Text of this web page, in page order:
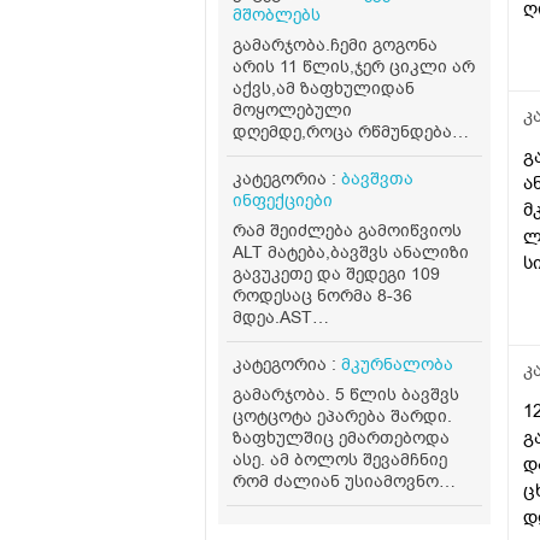
მშობლებს
გამარჯობა.ჩემი გოგონა
არის 11 წლის,ჯერ ციკლი არ
აქვს,ამ ზაფხულიდან
მოყოლებული
დღემდე,როცა რწმუნდება
რომ გვძინავს ყველას
მასტურბირებს ხშირად,ერთ
ოთახში გვძინავს,უბრალოდ
გამოსაალი არაა,ძალიან
ბევრჯერ ველაპარაკე
მშვიდად,უკვე ყელში რომ
ამომივიდა ყვირილზე
გადავედი,არასასიამოვნოა
მისი ეს ქცევა.. მივიღებ
რჩევებს როგორ მოვიქცე
ასეთ შემთხევაში
კატეგორია : ბავშვთა
ინფექციები
რამ შეიძლება გამოიწვიოს
ALT მატება,ბავშვს ანალიზი
გავუკეთე და შედეგი 109
როდესაც ნორმა 8-36
მდეა.AST
ნორმაშია.პროფილაქტიკას
წელიწადში 2
გავუკეთე და ALT შედეგი 22
იყო.ვის
მივმართო,დამაკვალიანეთ
ჰეპატოლოგს,პედიატრს თუ
კარდიოლოგს?
კატეგორია : მკურნალობა
გამარჯობა. 5 წლის ბავშვს
ცოტცოტა ეპარება შარდი.
ზაფხულშიც ემართებოდა
ასე. ამ ბოლოს შევამჩნიე
რომ ძალიან უსიამოვნო
სუნი აქვს. დაბანიდან